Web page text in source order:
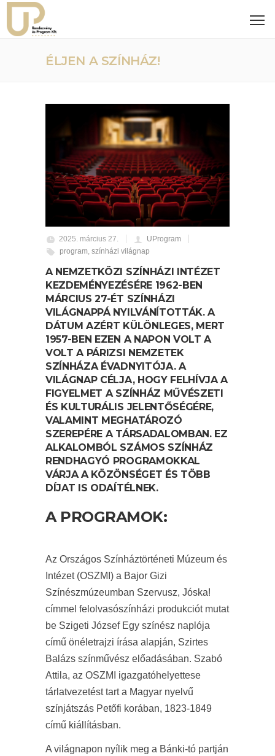
ÉLJEN A SZÍNHÁZ!
2025. március 27.
UProgram
program, színházi világnap
A NEMZETKÖZI SZÍNHÁZI INTÉZET
KEZDEMÉNYEZÉSÉRE 1962-BEN
MÁRCIUS 27-ÉT SZÍNHÁZI
VILÁGNAPPÁ NYILVÁNÍTOTTÁK. A
DÁTUM AZÉRT KÜLÖNLEGES, MERT
1957-BEN EZEN A NAPON VOLT A
VOLT A PÁRIZSI NEMZETEK
SZÍNHÁZA ÉVADNYITÓJA. A
VILÁGNAP CÉLJA, HOGY FELHÍVJA A
FIGYELMET A SZÍNHÁZ MŰVÉSZETI
ÉS KULTURÁLIS JELENTŐSÉGÉRE,
VALAMINT MEGHATÁROZÓ
SZEREPÉRE A TÁRSADALOMBAN. EZ
ALKALOMBÓL SZÁMOS SZÍNHÁZ
RENDHAGYÓ PROGRAMOKKAL
VÁRJA A KÖZÖNSÉGET ÉS TÖBB
DÍJAT IS ODAÍTÉLNEK.
A PROGRAMOK:
Az Országos Színháztörténeti Múzeum és
Intézet (OSZMI) a Bajor Gizi
Színészmúzeumban Szervusz, Jóska!
címmel felolvasószínházi produkciót mutat
be Szigeti József Egy színész naplója
című önéletrajzi írása alapján, Szirtes
Balázs színművész előadásában. Szabó
Attila, az OSZMI igazgatóhelyettese
tárlatvezetést tart a Magyar nyelvű
színjátszás Petőfi korában, 1823-1849
című kiállításban.
A világnapon nyílik meg a Bánki-tó partján